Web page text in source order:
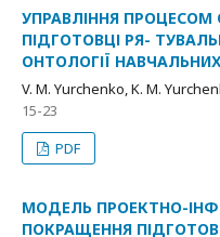
УПРАВЛІННЯ
ПІДГОТОВЦІ РЯ-
ОНТОЛОГІЇ НАВЧАЛЬНИХ
V. M. Yurchenko, K. M.
15-23
PDF
МОДЕЛЬ ПРОЕКТНО-
ПОКРАЩЕННЯ